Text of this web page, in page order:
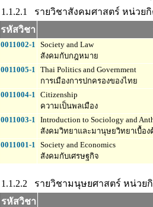
1.1.2.1 รายวิชาสังคมศาสตร์ หน่วยกิ
รหัสวิชา
0011002-1 Society and Law
สังคมกับกฎหมาย
0011005-1 Thai Politics and Government
การเมืองการปกครองของไทย
0011004-1 Citizenship
ความเป็นพลเมือง
0011003-1 Introduction to Sociology and
สังคมวิทยาและมานุษยวิทยาเบื้อง
0011001-1 Society and Economics
สังคมกับเศรษฐกิจ
1.1.2.2 รายวิชามนุษยศาสตร์ หน่วย
รหัสวิชา